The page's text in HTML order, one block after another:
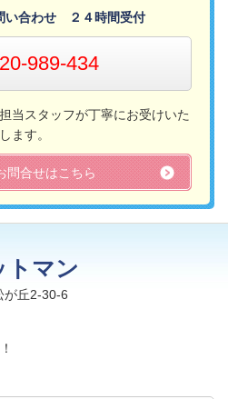
い合わせ ２４時間受付
989-434
当スタッフが丁寧にお受けいた
します。
問合せはこちら
トマン
丘2-30-6